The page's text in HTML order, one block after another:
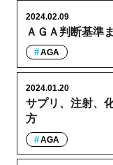
ＡＧＡ判断基準
2024.02.09
AGA
サプリ、注射、
方
2024.01.20
AGA